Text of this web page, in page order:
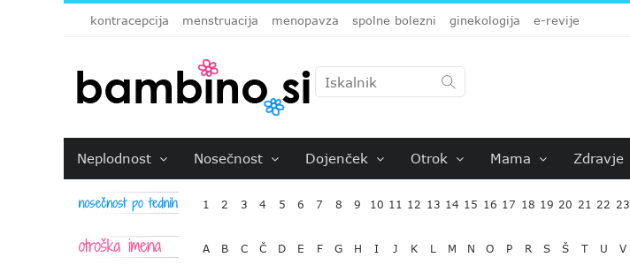
kontracepcija menstruacija menopavza spolne bolezni ginekologija e-revije
Neplodnost Nosečnost Dojenček Otrok Mama Zdravje
1 2 3 4 5 6 7 8 9 10 11 12 13 14 15 16 17 18 19 20 21 22 23
A B C Č D E F G H I J K L M N O P R S Š T U V